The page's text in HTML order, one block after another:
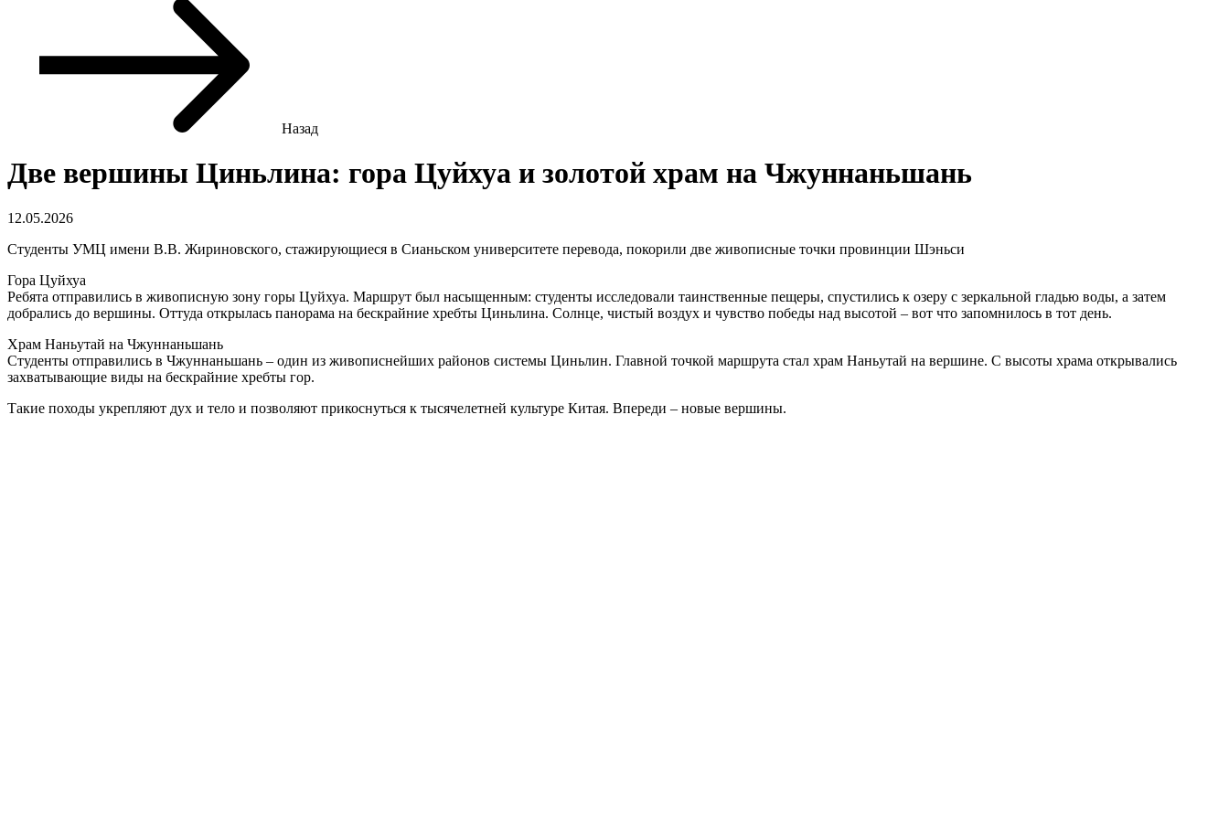
Назад
Две вершины Циньлина: гора Цуйхуа и золотой храм на Чжуннаньшань
12.05.2026
Студенты УМЦ имени В.В. Жириновского, стажирующиеся в Сианьском университете перевода, покорили две живописные точки провинции Шэньси
Гора Цуйхуа
Ребята отправились в живописную зону горы Цуйхуа. Маршрут был насыщенным: студенты исследовали таинственные пещеры, спустились к озеру с зеркальной гладью воды, а затем
добрались до вершины. Оттуда открылась панорама на бескрайние хребты Циньлина. Солнце, чистый воздух и чувство победы над высотой – вот что запомнилось в тот день.
Храм Наньутай на Чжуннаньшань
Студенты отправились в Чжуннаньшань – один из живописнейших районов системы Циньлин. Главной точкой маршрута стал храм Наньутай на вершине. С высоты храма открывались
захватывающие виды на бескрайние хребты гор.
Такие походы укрепляют дух и тело и позволяют прикоснуться к тысячелетней культуре Китая. Впереди – новые вершины.